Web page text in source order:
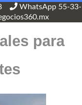
WhatsApp 55-33-
para